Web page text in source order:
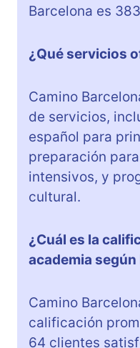
Barcelona es
¿Qué servicios
Camino
de servicios,
español para
preparación
intensivos, y
cultural.
¿Cuál es la
academia
Camino
calificación
64 clientes